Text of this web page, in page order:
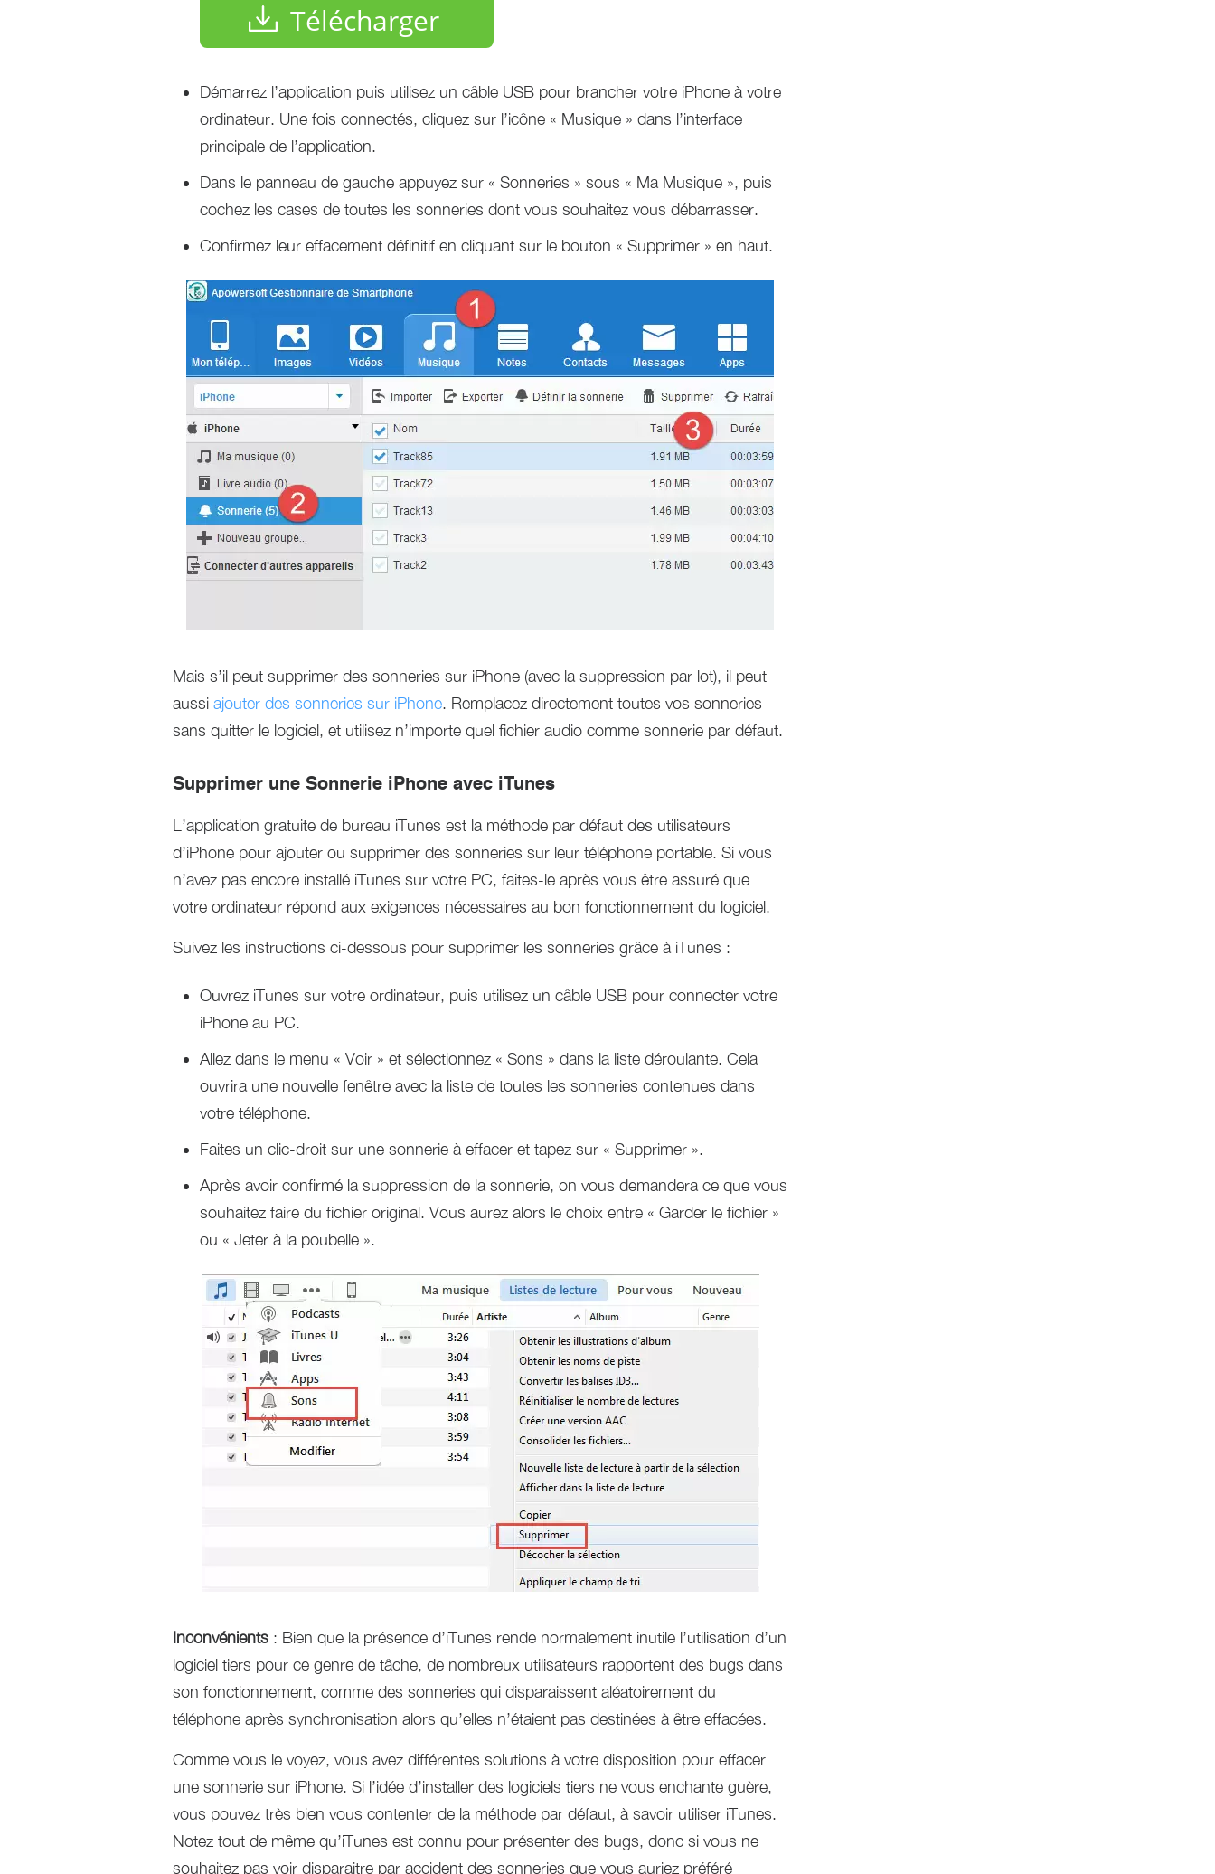
Télécharger
Démarrez l’application puis utilisez un câble USB pour brancher votre iPhone à votre
ordinateur. Une fois connectés, cliquez sur l’icône « Musique » dans l’interface
principale de l’application.
Dans le panneau de gauche appuyez sur « Sonneries » sous « Ma Musique », puis
cochez les cases de toutes les sonneries dont vous souhaitez vous débarrasser.
Confirmez leur effacement définitif en cliquant sur le bouton « Supprimer » en haut.
Mais s’il peut supprimer des sonneries sur iPhone (avec la suppression par lot), il peut
aussi ajouter des sonneries sur iPhone. Remplacez directement toutes vos sonneries
sans quitter le logiciel, et utilisez n’importe quel fichier audio comme sonnerie par défaut.
Supprimer une Sonnerie iPhone avec iTunes
L’application gratuite de bureau iTunes est la méthode par défaut des utilisateurs
d’iPhone pour ajouter ou supprimer des sonneries sur leur téléphone portable. Si vous
n’avez pas encore installé iTunes sur votre PC, faites-le après vous être assuré que
votre ordinateur répond aux exigences nécessaires au bon fonctionnement du logiciel.
Suivez les instructions ci-dessous pour supprimer les sonneries grâce à iTunes :
Ouvrez iTunes sur votre ordinateur, puis utilisez un câble USB pour connecter votre
iPhone au PC.
Allez dans le menu « Voir » et sélectionnez « Sons » dans la liste déroulante. Cela
ouvrira une nouvelle fenêtre avec la liste de toutes les sonneries contenues dans
votre téléphone.
Faites un clic-droit sur une sonnerie à effacer et tapez sur « Supprimer ».
Après avoir confirmé la suppression de la sonnerie, on vous demandera ce que vous
souhaitez faire du fichier original. Vous aurez alors le choix entre « Garder le fichier »
ou « Jeter à la poubelle ».
Inconvénients : Bien que la présence d’iTunes rende normalement inutile l’utilisation d’un
logiciel tiers pour ce genre de tâche, de nombreux utilisateurs rapportent des bugs dans
son fonctionnement, comme des sonneries qui disparaissent aléatoirement du
téléphone après synchronisation alors qu’elles n’étaient pas destinées à être effacées.
Comme vous le voyez, vous avez différentes solutions à votre disposition pour effacer
une sonnerie sur iPhone. Si l’idée d’installer des logiciels tiers ne vous enchante guère,
vous pouvez très bien vous contenter de la méthode par défaut, à savoir utiliser iTunes.
Notez tout de même qu’iTunes est connu pour présenter des bugs, donc si vous ne
souhaitez pas voir disparaitre par accident des sonneries que vous auriez préféré